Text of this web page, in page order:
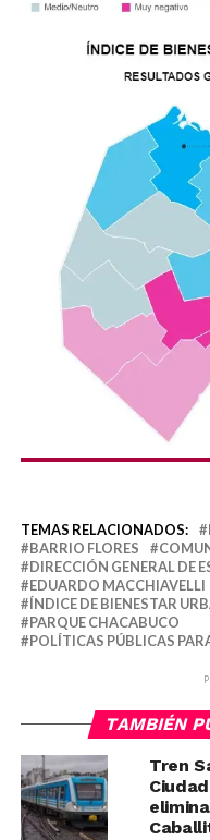
TEMAS RELACIONADOS:
BARRIO FLORES
DIRECCIÓN GENERAL DE
EDUARDO MACCHIAVELLI
ÍNDICE DE BIENESTAR
PARQUE CHACABUCO
POLÍTICAS PÚBLICAS
TAMBIÉN
Tren